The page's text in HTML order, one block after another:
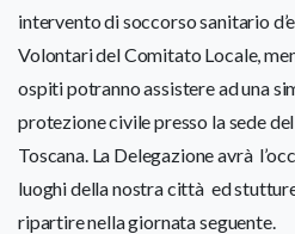
intervento di soccorso sanitario
Volontari del Comitato Locale,
ospiti potranno assistere ad una
protezione civile presso la sede
Toscana. La Delegazione avrà
luoghi della nostra città ed
ripartire nella giornata seguente.